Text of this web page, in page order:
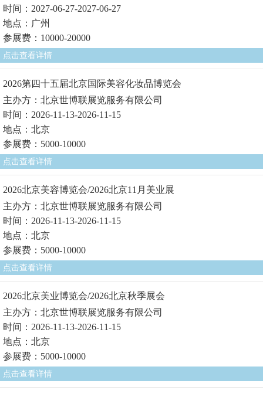
时间：2027-06-27-2027-06-27
地点：广州
参展费：10000-20000
点击查看详情
2026第四十五届北京国际美容化妆品博览会
主办方：北京世博联展览服务有限公司
时间：2026-11-13-2026-11-15
地点：北京
参展费：5000-10000
点击查看详情
2026北京美容博览会/2026北京11月美业展
主办方：北京世博联展览服务有限公司
时间：2026-11-13-2026-11-15
地点：北京
参展费：5000-10000
点击查看详情
2026北京美业博览会/2026北京秋季展会
主办方：北京世博联展览服务有限公司
时间：2026-11-13-2026-11-15
地点：北京
参展费：5000-10000
点击查看详情